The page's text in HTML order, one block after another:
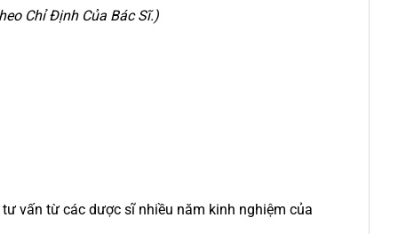
Chỉ Định Của Bác Sĩ.)
vấn từ các dược sĩ nhiều năm kinh nghiệm của